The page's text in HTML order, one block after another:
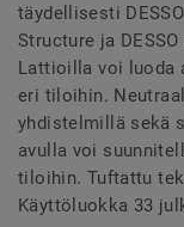
täydellisesti
Structure ja
Lattioilla voi luoda
eri tiloihin.
yhdistelmillä sekä
avulla voi
tiloihin. Tuftattu
Käyttöluokka 33